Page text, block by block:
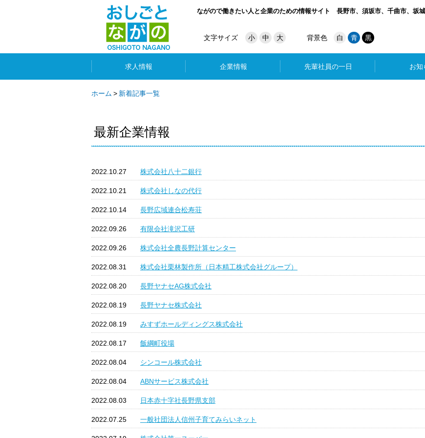
ながので働きたい人と企業のための情報サイト 長野市、須坂市、千曲市、坂
文字サイズ 小 中 大 背景色 白 青 黒
求人情報 企業情報 先輩社員の一日 お知
ホーム 新着記事一覧
最新企業情報
2022.10.27 株式会社八十二銀行
2022.10.21 株式会社しなの代行
2022.10.14 長野広域連合松寿荘
2022.09.26 有限会社滝沢工研
2022.09.26 株式会社全農長野計算センター
2022.08.31 株式会社栗林製作所（日本精工株式会社グループ）
2022.08.20 長野ヤナセAG株式会社
2022.08.19 長野ヤナセ株式会社
2022.08.19 みすずホールディングス株式会社
2022.08.17 飯綱町役場
2022.08.04 シンコール株式会社
2022.08.04 ABNサービス株式会社
2022.08.03 日本赤十字社長野県支部
2022.07.25 一般社団法人信州子育てみらいネット